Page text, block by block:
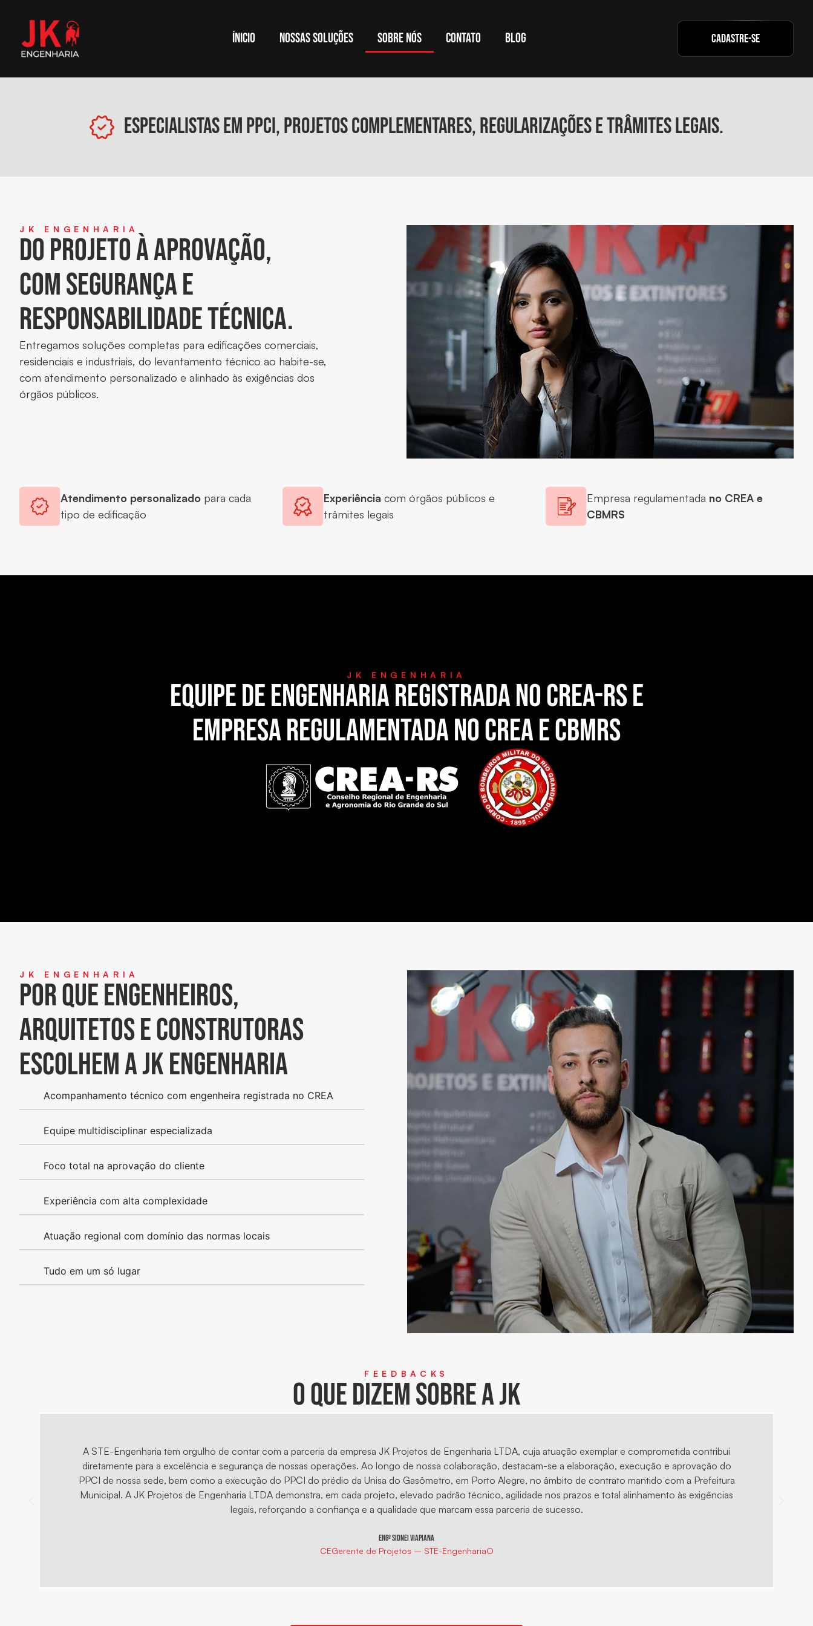
Ínicio Nossas Soluções Sobre Nós Contato Blog cadastre-se
Especialistas em PPCI, projetos complementares, regularizações e trâmites legais.
JK ENGENHARIA
Do projeto à aprovação,
com segurança e
responsabilidade técnica.
Entregamos soluções completas para edificações comerciais,
residenciais e industriais, do levantamento técnico ao habite-se,
com atendimento personalizado e alinhado às exigências dos
órgãos públicos.
Atendimento personalizado para cada
tipo de edificação
Experiênciacom órgãos públicos e
trâmites legais
Empresa regulamentada no CREA e
CBMRS
JK ENGENHARIA
equipe de engenharia registrada no crea-rs e
empresa regulamentada no CREA e CBMRS
JK ENGENHARIA
Por que engenheiros,
arquitetos e construtoras
escolhem a JK Engenharia
Acompanhamento técnico com engenheira registrada no CREA
Equipe multidisciplinar especializada
Foco total na aprovação do cliente
Experiência com alta complexidade
Atuação regional com domínio das normas locais
Tudo em um só lugar
FEEDBACKS
o que dizem sobre a jk
A STE-Engenharia tem orgulho de contar com a parceria da empresa JK Projetos de Engenharia LTDA, cuja atuação exemplar e comprometida contribui
diretamente para a excelência e segurança de nossas operações. Ao longo de nossa colaboração, destacam-se a elaboração, execução e aprovação do
PPCI de nossa sede, bem como a execução do PPCI do prédio da Unisa do Gasômetro, em Porto Alegre, no âmbito de contrato mantido com a Prefeitura
Municipal. A JK Projetos de Engenharia LTDA demonstra, em cada projeto, elevado padrão técnico, agilidade nos prazos e total alinhamento às exigências
legais, reforçando a confiança e a qualidade que marcam essa parceria de sucesso.
Engº Sidnei Viapiana
CEGerente de Projetos – STE-EngenhariaO